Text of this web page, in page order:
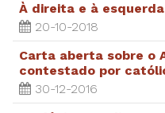
À direita e à
20-10-2018
Carta aberta sobre o
contestado por
30-12-2016